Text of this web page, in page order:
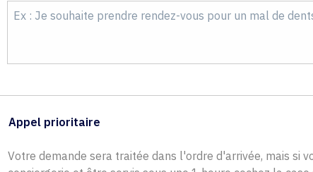
Appel prioritaire
Votre demande sera traitée dans l'ordre d'arrivée, mais si